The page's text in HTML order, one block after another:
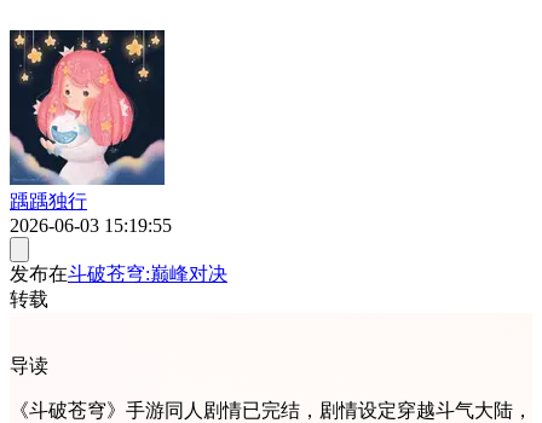
踽踽独行
2026-06-03 15:19:55
发布在斗破苍穹:巅峰对决
转载
导读
《斗破苍穹》手游同人剧情已完结，剧情设定穿越斗气大陆，